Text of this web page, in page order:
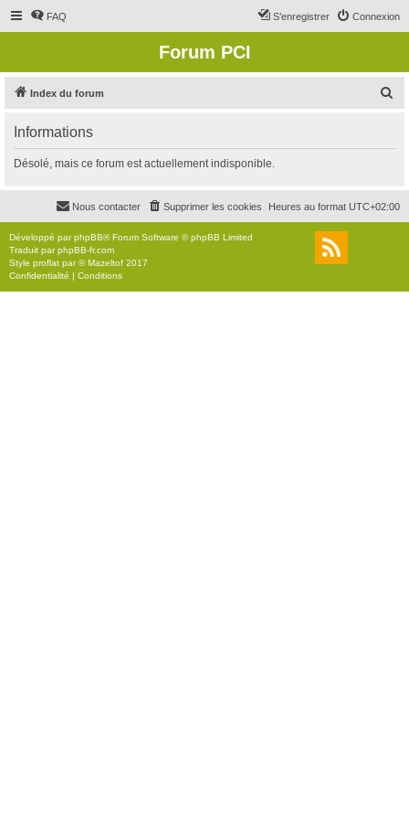
FAQ Connexion
S’enregistrer
Forum PCI
Index du forum
r
c
r
Informations
Désolé, mais ce forum est actuellement indisponible.
Heures au format UTC+02:00
Supprimer les cookies
Nous contacter
Développé parphpBB® Forum Software © phpBB Limited
Traduit parphpBB-fr.com
Style proflat par ©Mazeltof 2017
Confidentialité | Conditions